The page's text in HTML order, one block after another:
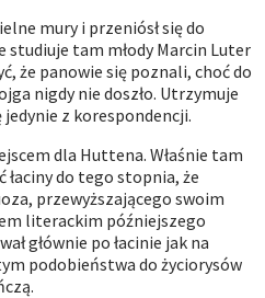
mury i przeniósł się do
studiuje tam młody Marcin Luter
że panowie się poznali, choć do
nigdy nie doszło. Utrzymuje
z korespondencji.
dla Huttena. Właśnie tam
łaciny do tego stopnia, że
przewyższającego swoim
literackim późniejszego
głównie po łacinie jak na
podobieństwa do życiorysów